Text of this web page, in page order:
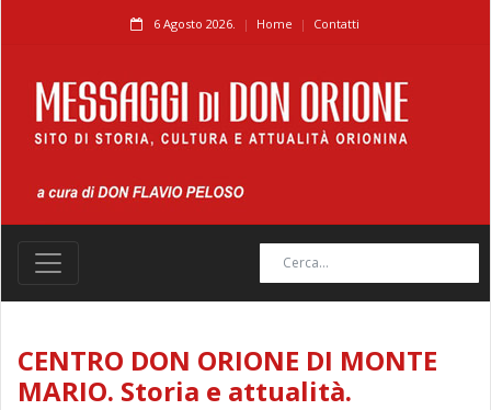
6 Agosto 2026. Home Contatti
CENTRO DON ORIONE DI MONTE
MARIO. Storia e attualità.